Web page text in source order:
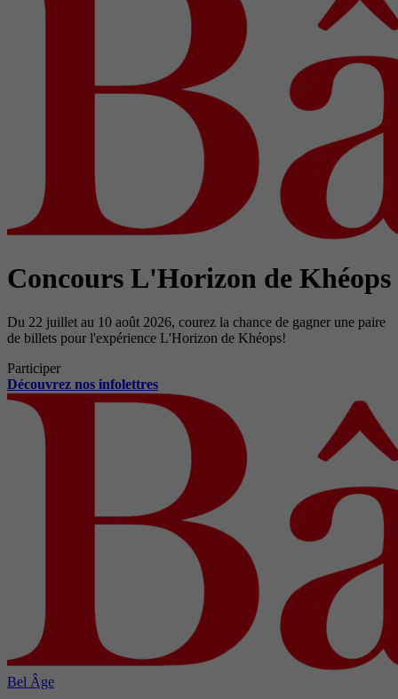
Concours L'Horizon de Khéops
Du 22 juillet au 10 août 2026, courez la chance de gagner une paire
de billets pour l'expérience L'Horizon de Khéops!
Participer
Découvrez nos infolettres
Bel Âge